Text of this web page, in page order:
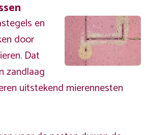
en
door
Dat
zandlaag
uitstekend mierennesten